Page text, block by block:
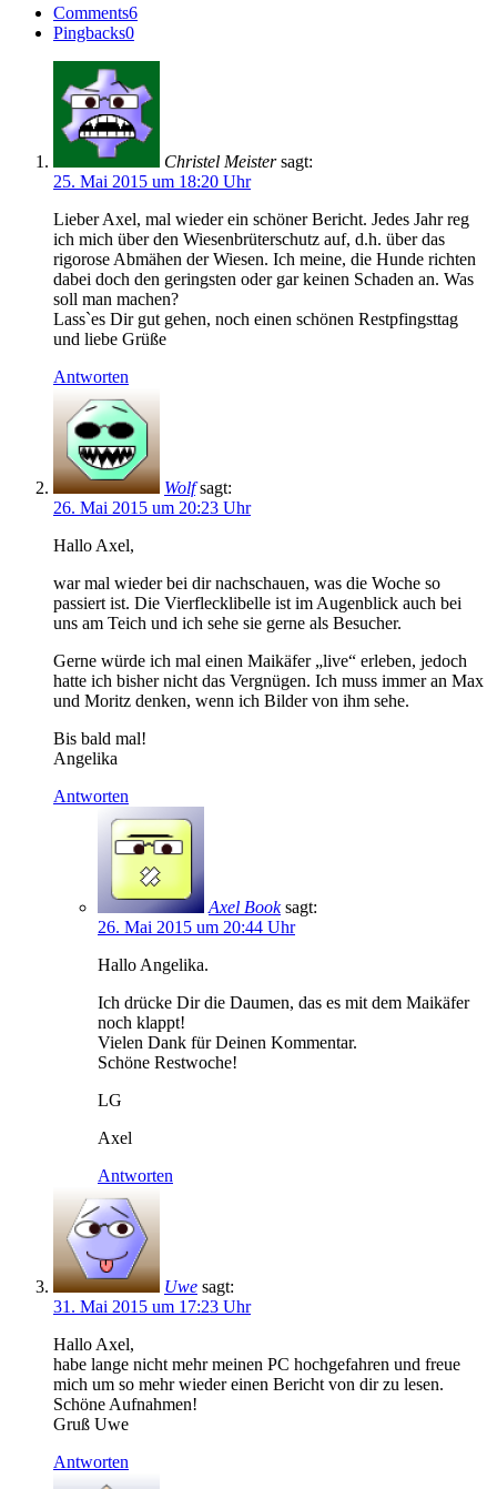
Comments6
Pingbacks0
Christel Meister sagt:
25. Mai 2015 um 18:20 Uhr
Lieber Axel, mal wieder ein schöner Bericht. Jedes Jahr reg
ich mich über den Wiesenbrüterschutz auf, d.h. über das
rigorose Abmähen der Wiesen. Ich meine, die Hunde richten
dabei doch den geringsten oder gar keinen Schaden an. Was
soll man machen?
Lass`es Dir gut gehen, noch einen schönen Restpfingsttag
und liebe Grüße
Antworten
Wolf sagt:
26. Mai 2015 um 20:23 Uhr
Hallo Axel,
war mal wieder bei dir nachschauen, was die Woche so
passiert ist. Die Vierflecklibelle ist im Augenblick auch bei
uns am Teich und ich sehe sie gerne als Besucher.
Gerne würde ich mal einen Maikäfer „live“ erleben, jedoch
hatte ich bisher nicht das Vergnügen. Ich muss immer an Max
und Moritz denken, wenn ich Bilder von ihm sehe.
Bis bald mal!
Angelika
Antworten
Axel Book sagt:
26. Mai 2015 um 20:44 Uhr
Hallo Angelika.
Ich drücke Dir die Daumen, das es mit dem Maikäfer
noch klappt!
Vielen Dank für Deinen Kommentar.
Schöne Restwoche!
LG
Axel
Antworten
Uwe sagt:
31. Mai 2015 um 17:23 Uhr
Hallo Axel,
habe lange nicht mehr meinen PC hochgefahren und freue
mich um so mehr wieder einen Bericht von dir zu lesen.
Schöne Aufnahmen!
Gruß Uwe
Antworten